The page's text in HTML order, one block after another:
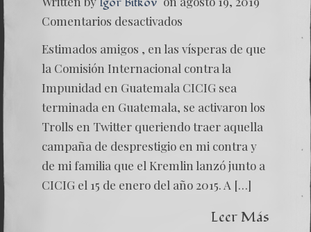
Comentarios desactivados
Estimados amigos , en las vísperas de que
la Comisión Internacional contra la
Impunidad en Guatemala CICIG sea
terminada en Guatemala, se activaron los
Trolls en Twitter queriendo traer aquella
campaña de desprestigio en mi contra y
de mi familia que el Kremlin lanzó junto a
CICIG el 15 de enero del año 2015. A […]
Leer Más